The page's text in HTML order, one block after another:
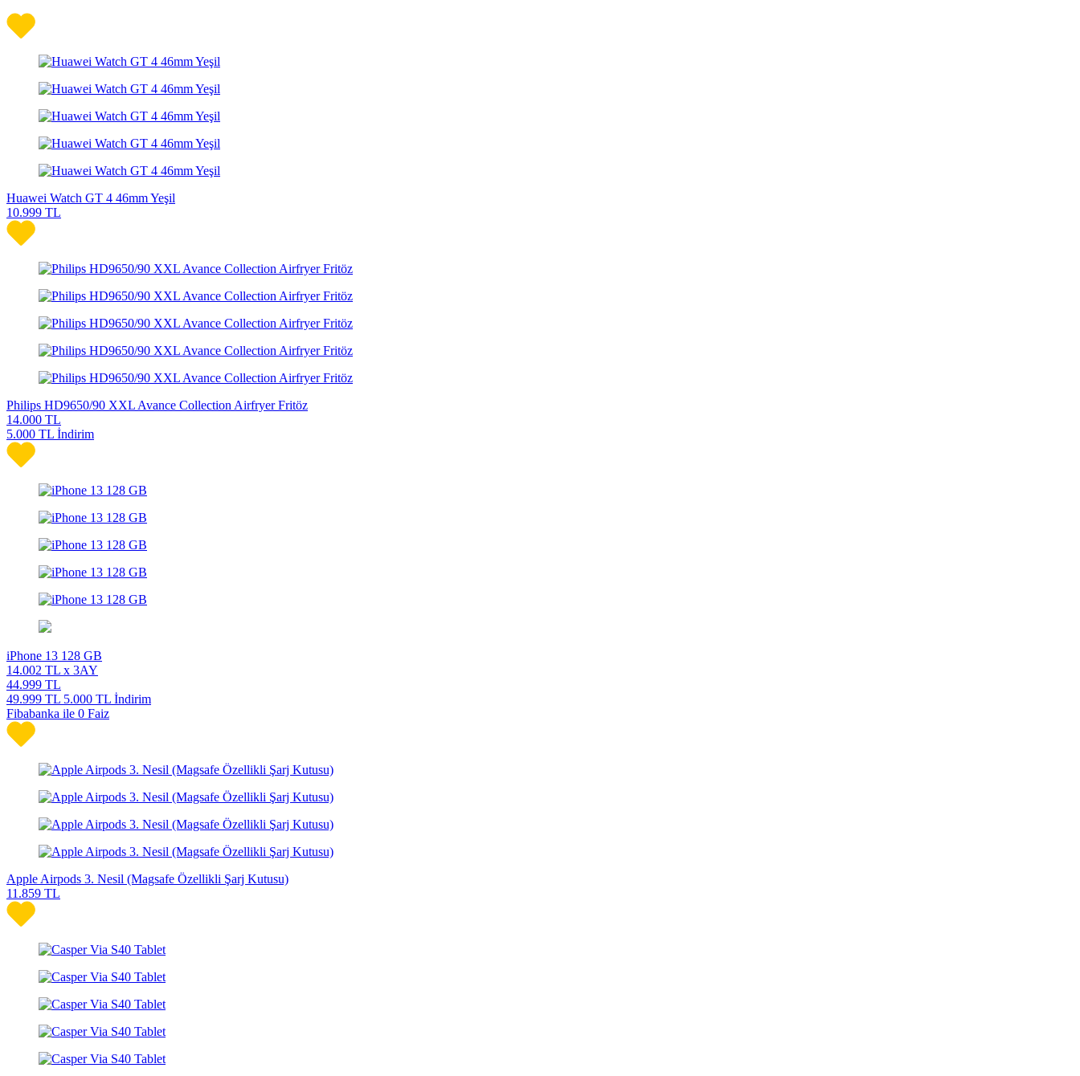
Huawei Watch GT 4 46mm Yeşil
10.999 TL
Philips HD9650/90 XXL Avance Collection Airfryer Fritöz
14.000 TL
5.000 TL İndirim
iPhone 13 128 GB
14.002 TL x 3AY
44.999 TL
49.999 TL 5.000 TL İndirim
Fibabanka ile 0 Faiz
Apple Airpods 3. Nesil (Magsafe Özellikli Şarj Kutusu)
11.859 TL